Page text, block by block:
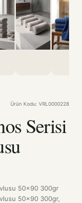
Ürün Kodu: VRL0000228
Serisi
50x90 300gr
50x90 300gr,